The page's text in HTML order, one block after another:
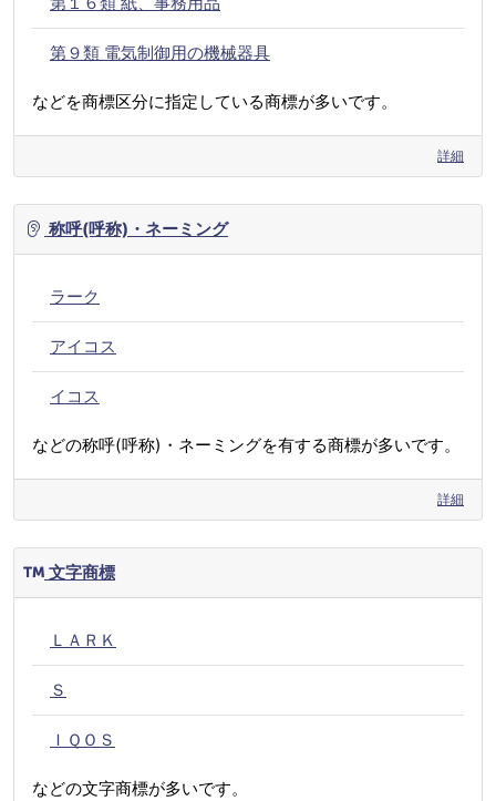
第９類 電気制御用の機械器具
などを商標区分に指定している商標が多いです。
詳細
称呼(呼称)・ネーミング
ラーク
アイコス
イコス
などの称呼(呼称)・ネーミングを有する商標が多いです。
詳細
文字商標
ＬＡＲＫ
Ｓ
ＩＱＯＳ
などの文字商標が多いです。